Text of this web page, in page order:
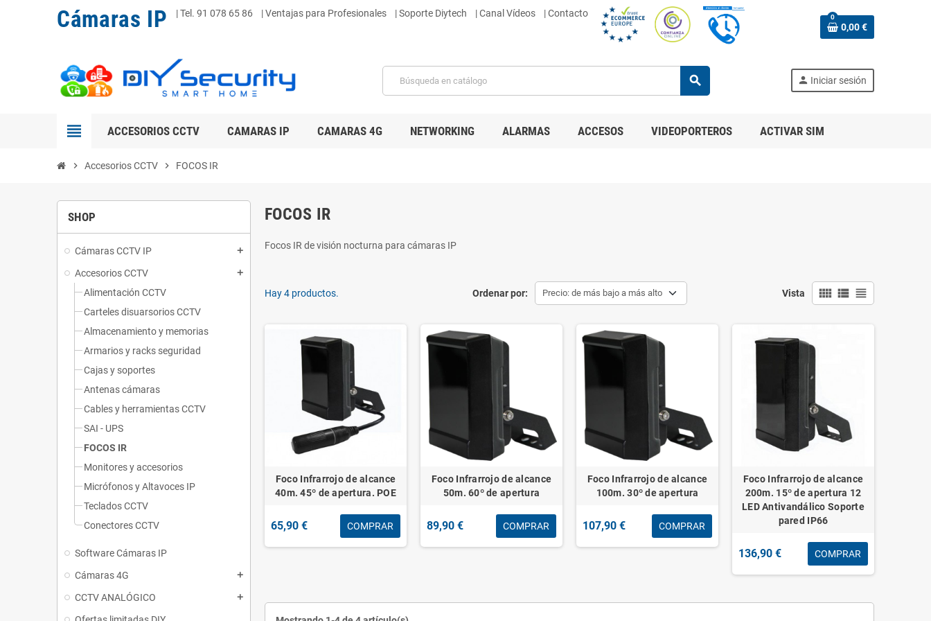
Cámaras IP |Tel. 91 078 65 86 | Ventajas para Profesionales | Soporte Diytech | Canal Vídeos | Contacto 0
0,00 €
search person Iniciar sesión
view_headline ACCESORIOS CCTV CAMARAS IP CAMARAS 4G NETWORKING ALARMAS ACCESOS VIDEOPORTEROS ACTIVAR SIM
chevron_right Accesorios CCTV chevron_right FOCOS IR
SHOP
Cámaras CCTV IP add
Accesorios CCTV add
Alimentación CCTV
Carteles disuarsorios CCTV
Almacenamiento y memorias
Armarios y racks seguridad
Cajas y soportes
Antenas cámaras
Cables y herramientas CCTV
SAI - UPS
FOCOS IR
Monitores y accesorios
Micrófonos y Altavoces IP
Teclados CCTV
Conectores CCTV
Software Cámaras IP
Cámaras 4G
add
CCTV ANALÓGICO add
FOCOS IR
Focos IR de visión nocturna para cámaras IP
Ordenar por: Precio: de más bajo a más alto Vista view_comfy view_list view_headline
Hay 4 productos.
Foco Infrarrojo de alcance
40m. 45º de apertura. POE
65,90 € COMPRAR
Foco Infrarrojo de alcance
50m. 60º de apertura
89,90 € COMPRAR
Foco Infrarrojo de alcance
100m. 30º de apertura
107,90 € COMPRAR
Foco Infrarrojo de alcance
200m. 15º de apertura 12
LED Antivandálico Soporte
pared IP66
136,90 € COMPRAR